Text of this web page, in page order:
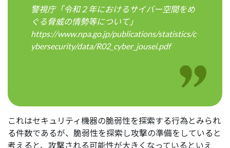
警視庁「令和２年におけるサイバー空間をめ
ぐる脅威の情勢等について」
https://www.npa.go.jp/publications/statistics/c
ybersecurity/data/R02_cyber_jousei.pdf
これはセキュリティ機器の脆弱性を探索する行為とみられ
る件数であるが、脆弱性を探索し攻撃の準備をしていると
考えると、攻撃される可能性が大きくなっているといえ